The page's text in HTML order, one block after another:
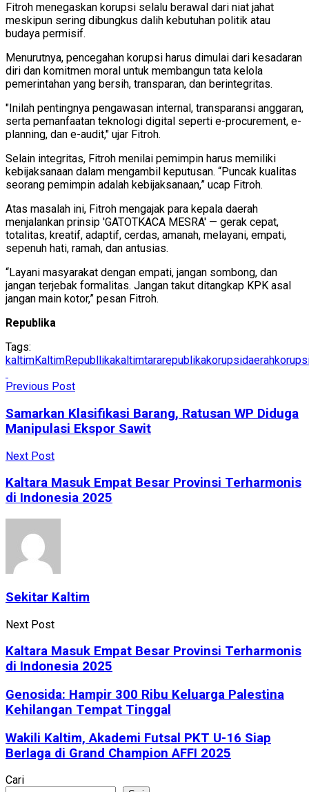
Fitroh menegaskan korupsi selalu berawal dari niat jahat
meskipun sering dibungkus dalih kebutuhan politik atau
budaya permisif.
Menurutnya, pencegahan korupsi harus dimulai dari kesadaran
diri dan komitmen moral untuk membangun tata kelola
pemerintahan yang bersih, transparan, dan berintegritas.
"Inilah pentingnya pengawasan internal, transparansi anggaran,
serta pemanfaatan teknologi digital seperti e-procurement, e-
planning, dan e-audit," ujar Fitroh.
Selain integritas, Fitroh menilai pemimpin harus memiliki
kebijaksanaan dalam mengambil keputusan. “Puncak kualitas
seorang pemimpin adalah kebijaksanaan,” ucap Fitroh.
Atas masalah ini, Fitroh mengajak para kepala daerah
menjalankan prinsip 'GATOTKACA MESRA' — gerak cepat,
totalitas, kreatif, adaptif, cerdas, amanah, melayani, empati,
sepenuh hati, ramah, dan antusias.
“Layani masyarakat dengan empati, jangan sombong, dan
jangan terjebak formalitas. Jangan takut ditangkap KPK asal
jangan main kotor,” pesan Fitroh.
Republika
Tags:
kaltimKaltimRepubllikakaltimtararepublikakorupsidaerah
Previous Post
Samarkan Klasifikasi Barang, Ratusan WP Diduga
Manipulasi Ekspor Sawit
Next Post
Kaltara Masuk Empat Besar Provinsi Terharmonis
di Indonesia 2025
Sekitar Kaltim
Next Post
Kaltara Masuk Empat Besar Provinsi Terharmonis
di Indonesia 2025
Genosida: Hampir 300 Ribu Keluarga Palestina
Kehilangan Tempat Tinggal
Wakili Kaltim, Akademi Futsal PKT U-16 Siap
Berlaga di Grand Champion AFFI 2025
Cari